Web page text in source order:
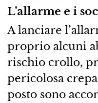
L’allarme e i
A lanciare
proprio alcuni
rischio crollo,
pericolosa
posto sono